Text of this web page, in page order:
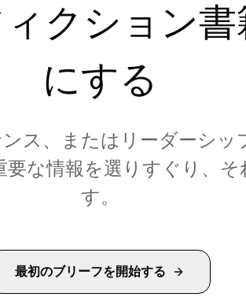
クション
にする
ス、またはリーダーシッ
な情報を選りすぐり、そ
す。
最初のブリーフを開始する